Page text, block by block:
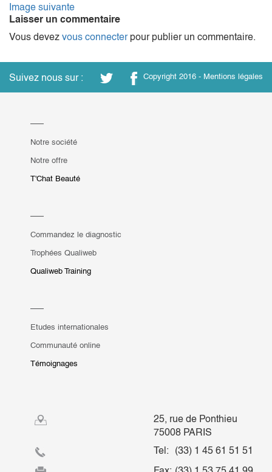
Image suivante
Laisser un commentaire
Vous devez vous connecterpour publier un commentaire.
Suivez nous sur : Copyright 2016 - Mentions légales
Notre société
Notre offre
T'Chat Beauté
Commandez le diagnostic
Trophées Qualiweb
Qualiweb Training
Etudes internationales
Communauté online
Témoignages
25, rue de Ponthieu
75008 PARIS
Tel:
(33) 1 45 61 51 51